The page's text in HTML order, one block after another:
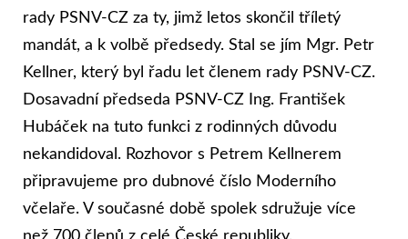
rady PSNV-CZ za ty, jimž letos skončil tříletý
mandát, a k volbě předsedy. Stal se jím Mgr. Petr
Kellner, který byl řadu let členem rady PSNV-CZ.
Dosavadní předseda PSNV-CZ Ing. František
Hubáček na tuto funkci z rodinných důvodu
nekandidoval. Rozhovor s Petrem Kellnerem
připravujeme pro dubnové číslo Moderního
včelaře. V současné době spolek sdružuje více